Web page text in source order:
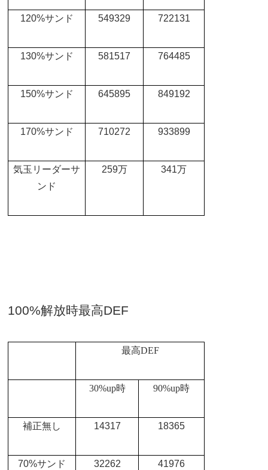
120%サンド 549329 722131
130%サンド 581517 764485
150%サンド 645895 849192
170%サンド 710272 933899
気玉リーダーサ
ンド
259万 341万
100%解放時最高DEF
最高DEF
30%up時 90%up時
補正無し 14317 18365
70%サンド 32262 41976